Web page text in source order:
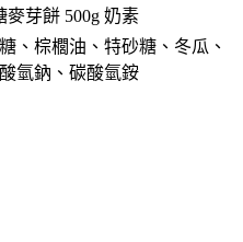
芽餅 500g 奶素
、棕櫚油、特砂糖、冬瓜、
氫鈉、碳酸氫銨